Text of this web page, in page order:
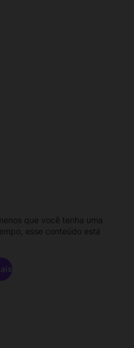
que você tenha uma
esse conteúdo está